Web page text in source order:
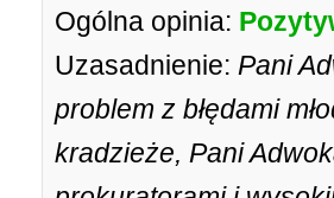
Ogólna opinia:
Uzasadnienie: Pani
problem z błędami
kradzieże, Pani